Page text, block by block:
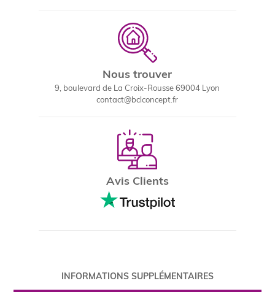
Nous trouver
9, boulevard de La Croix-Rousse 69004 Lyon
contact@bclconcept.fr
Avis Clients
INFORMATIONS SUPPLÉMENTAIRES